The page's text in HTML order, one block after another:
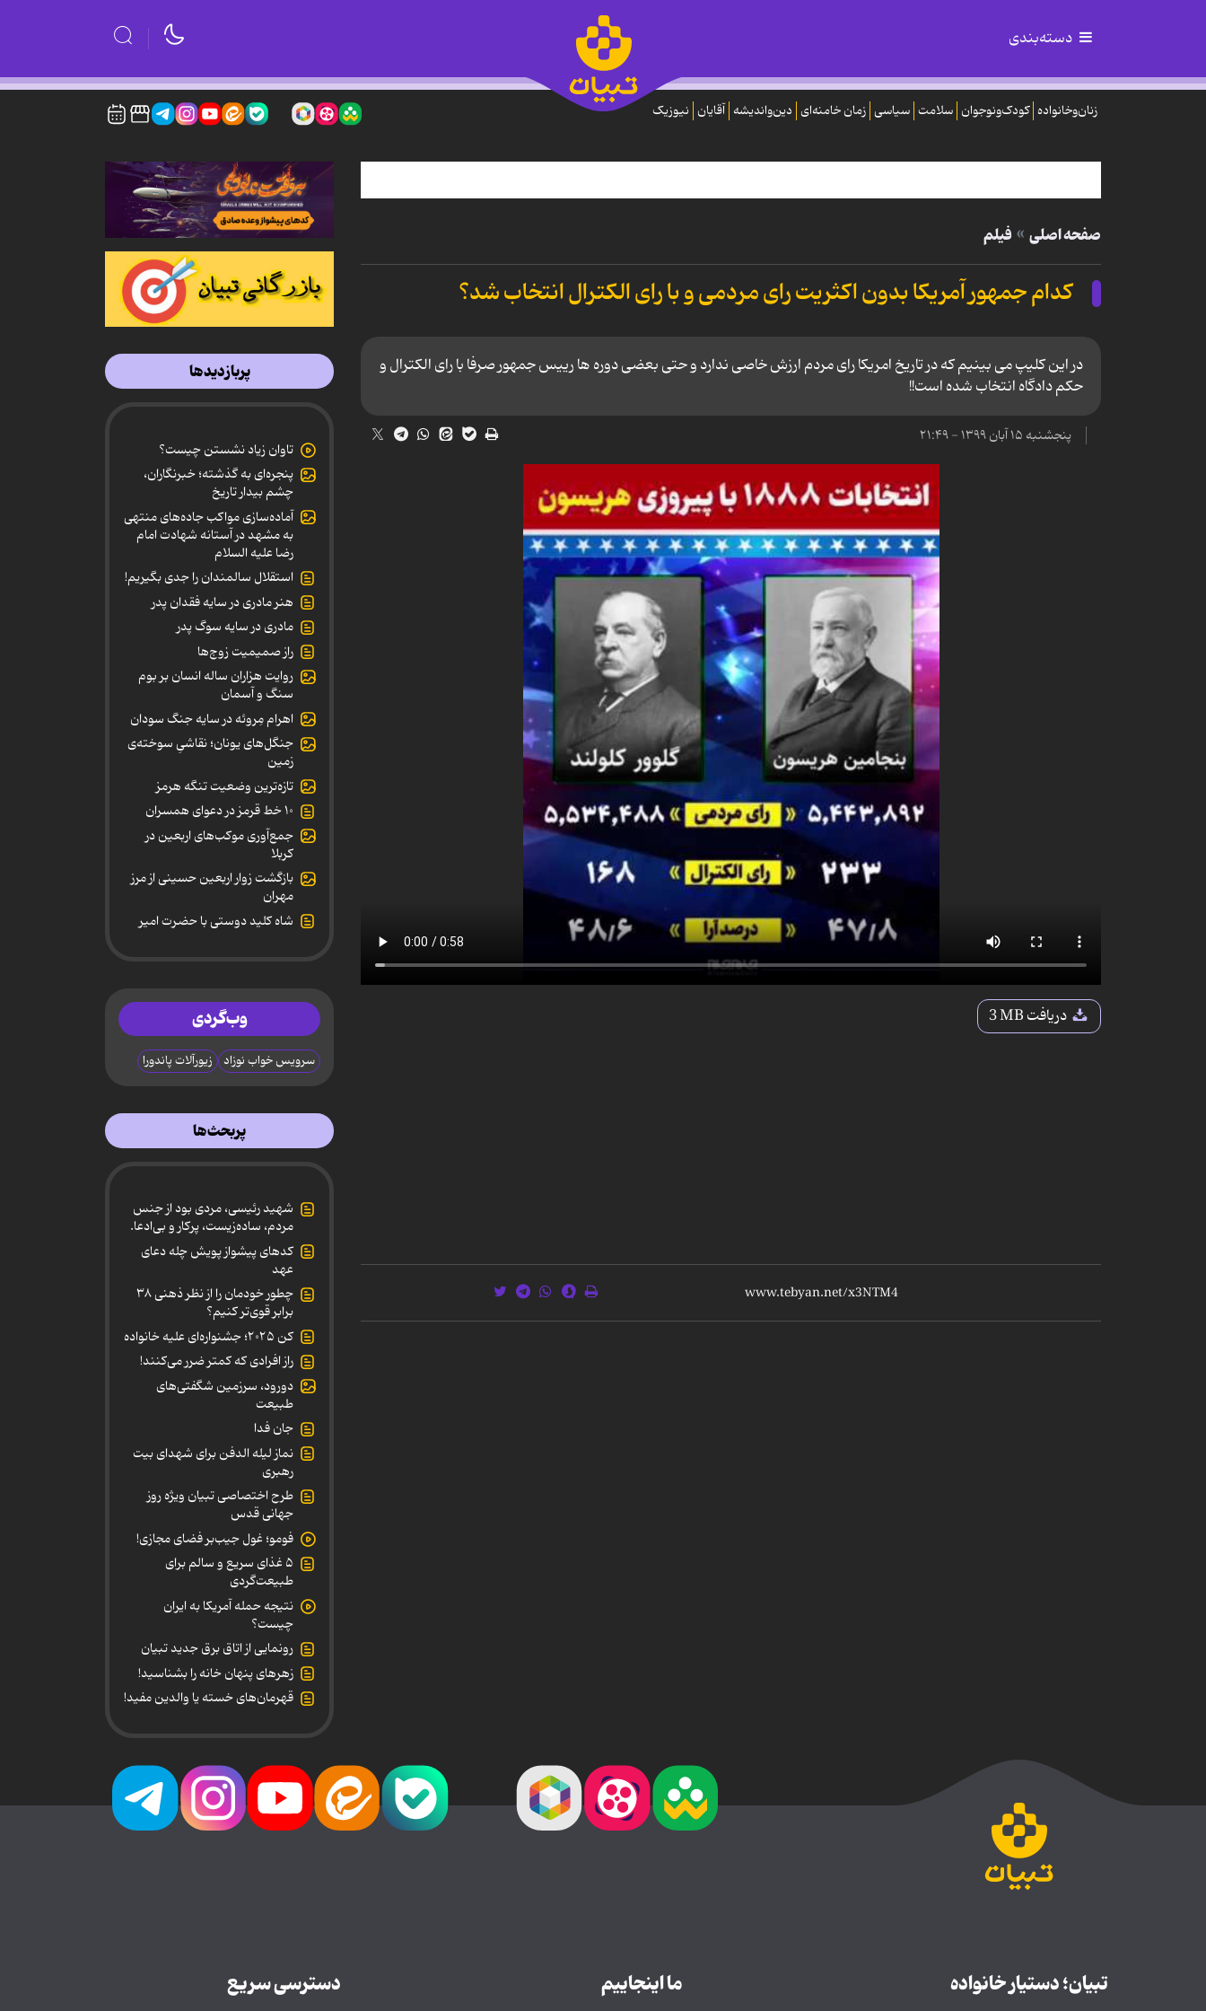
دسته‌بندی
زنان‌وخانواده کودک‌ونوجوان سلامت سیاسی زمان خامنه‌ای دین‌واندیشه آقایان نیوزیک
صفحه اصلی فیلم
کدام جمهور آمریکا بدون اکثریت رای مردمی و با رای الکترال انتخاب شد؟
در این کلیپ می بینیم که در تاریخ امریکا رای مردم ارزش خاصی ندارد و حتی بعضی دوره ها رییس جمهور صرفا با رای الکترال و
حکم دادگاه انتخاب شده است!!
پنجشنبه ۱۵ آبان ۱۳۹۹ - ۲۱:۴۹
دریافت3 MB
پربازدیدها
تاوان زیاد نشستن چیست؟
پنجره‌ای به گذشته؛ خبرنگاران،
چشم بیدار تاریخ
آماده‌سازی مواکب جاده‌های منتهی
به مشهد در آستانه شهادت امام
رضا علیه السلام
استقلال سالمندان را جدی بگیریم!
هنر مادری در سایه‌ فقدان پدر
مادری در سایه سوگ پدر
راز صمیمیت زوج‌ها
روایت هزاران ساله انسان بر بوم
سنگ و آسمان
اهرام مِروئه در سایه جنگ سودان
جنگل‌های یونان؛ نقاشیِ سوخته‌ی
زمین
تازه‌ترین وضعیت تنگه هرمز
۱۰ خط قرمز در دعوای همسران
جمع‌آوری موکب‌های اربعین در
کربلا
بازگشت زوار اربعین حسینی از مرز
مهران
شاه کلید دوستی با حضرت امیر
وب‌گردی
سرویس خواب نوزاد زیورآلات پاندورا
پربحث‌ها
شهید رئیسی، مردی بود از جنس
مردم، ساده‌زیست، پرکار و بی‌ادعا.
کدهای پیشواز پویش چله دعای
عهد
چطور خودمان را از نظر ذهنی ۳۸
برابر قوی‌تر کنیم؟
کن ۲۰۲۵؛ جشنواره‌ای علیه خانواده
راز افرادی که کمتر ضرر می‌کنند!
دورود، سرزمین شگفتی‌های
طبیعت
جان فدا
نماز لیله الدفن برای شهدای بیت
رهبری
طرح اختصاصی تبیان ویژه روز
جهانی قدس
فومو؛ غول جیب‌بر فضای مجازی!
۵ غذای سریع و سالم برای
طبیعت‌گردی
نتیجه حمله آمریکا به ایران
چیست؟
رونمایی از اتاق برق جدید تبیان
زهرهای پنهان خانه را بشناسید!
قهرمان‌های خسته یا والدین مفید!
تبیان؛ دستیار خانواده ما اینجاییم دسترسی سریع